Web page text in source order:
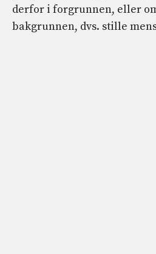
derfor i forgrunnen, eller
bakgrunnen, dvs. stille